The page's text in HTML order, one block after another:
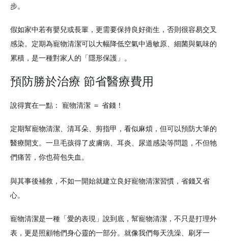
步。
假如家中若有嬰兒或長輩，更需要保持良好衛生，否則很容易交叉
感染。定期為寵物清潔可以大幅降低空氣中過敏原、細菌與氣味的
累積，是一種對家人的「隱形保護」。
預防勝於治療 節省醫療費用
說得實在一點： 寵物清潔 ＝ 省錢！
定期幫寵物清潔、清耳朵、剪指甲，看似麻煩，但可以預防大筆的
醫療開支。一旦毛孩得了皮膚病、耳炎、尿道感染等問題，不但牠
們痛苦，你也荷包失血。
與其事後補救，不如一開始就建立良好寵物清潔習慣，省錢又省
心。
寵物清潔是一種「愛的表現」說到底，幫寵物清潔，不只是打理外
表，更是照顧牠們身心靈的一部分。就像我們每天洗澡、刷牙一